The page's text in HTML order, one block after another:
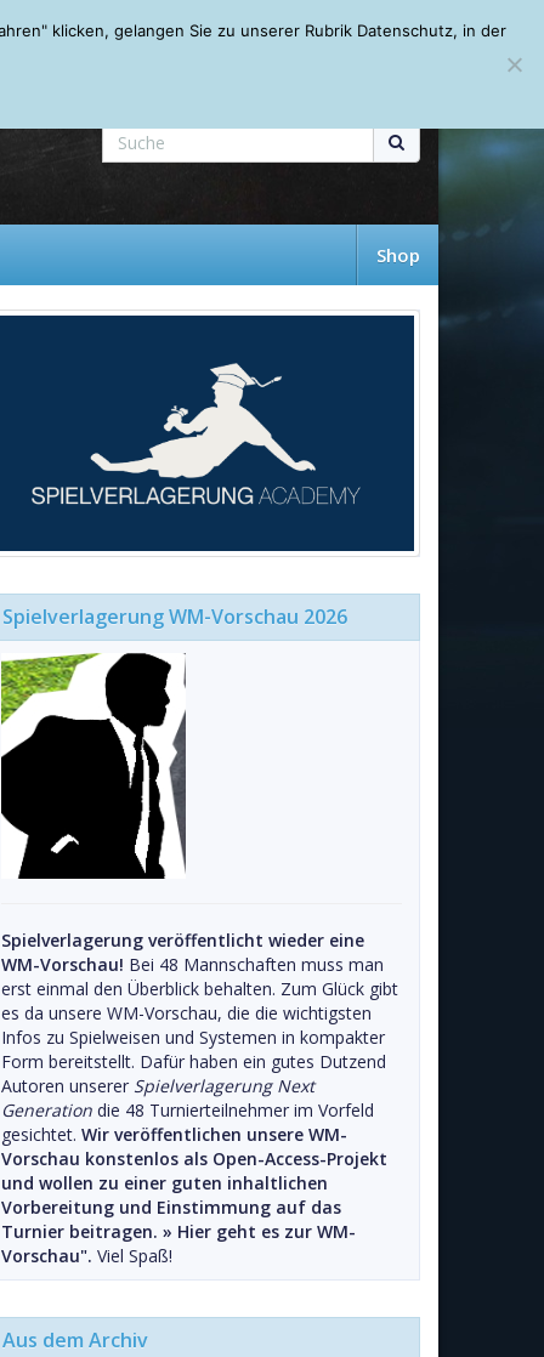
Mein Account About Autoren Leseempfehlungen FAQ
Shop
Spielverlagerung WM-Vorschau 2026
Spielverlagerung veröffentlicht wieder eine
WM-Vorschau! Bei 48 Mannschaften muss man
erst einmal den Überblick behalten. Zum Glück gibt
es da unsere WM-Vorschau, die die wichtigsten
Infos zu Spielweisen und Systemen in kompakter
Form bereitstellt. Dafür haben ein gutes Dutzend
Autoren unserer Spielverlagerung Next
Generation die 48 Turnierteilnehmer im Vorfeld
gesichtet. Wir veröffentlichen unsere WM-
Vorschau konstenlos als Open-Access-Projekt
und wollen zu einer guten inhaltlichen
Vorbereitung und Einstimmung auf das
Turnier beitragen. » Hier geht es zur WM-
Vorschau". Viel Spaß!
Aus dem Archiv
klicken, gelangen Sie zu unserer Rubrik Datenschutz, in der